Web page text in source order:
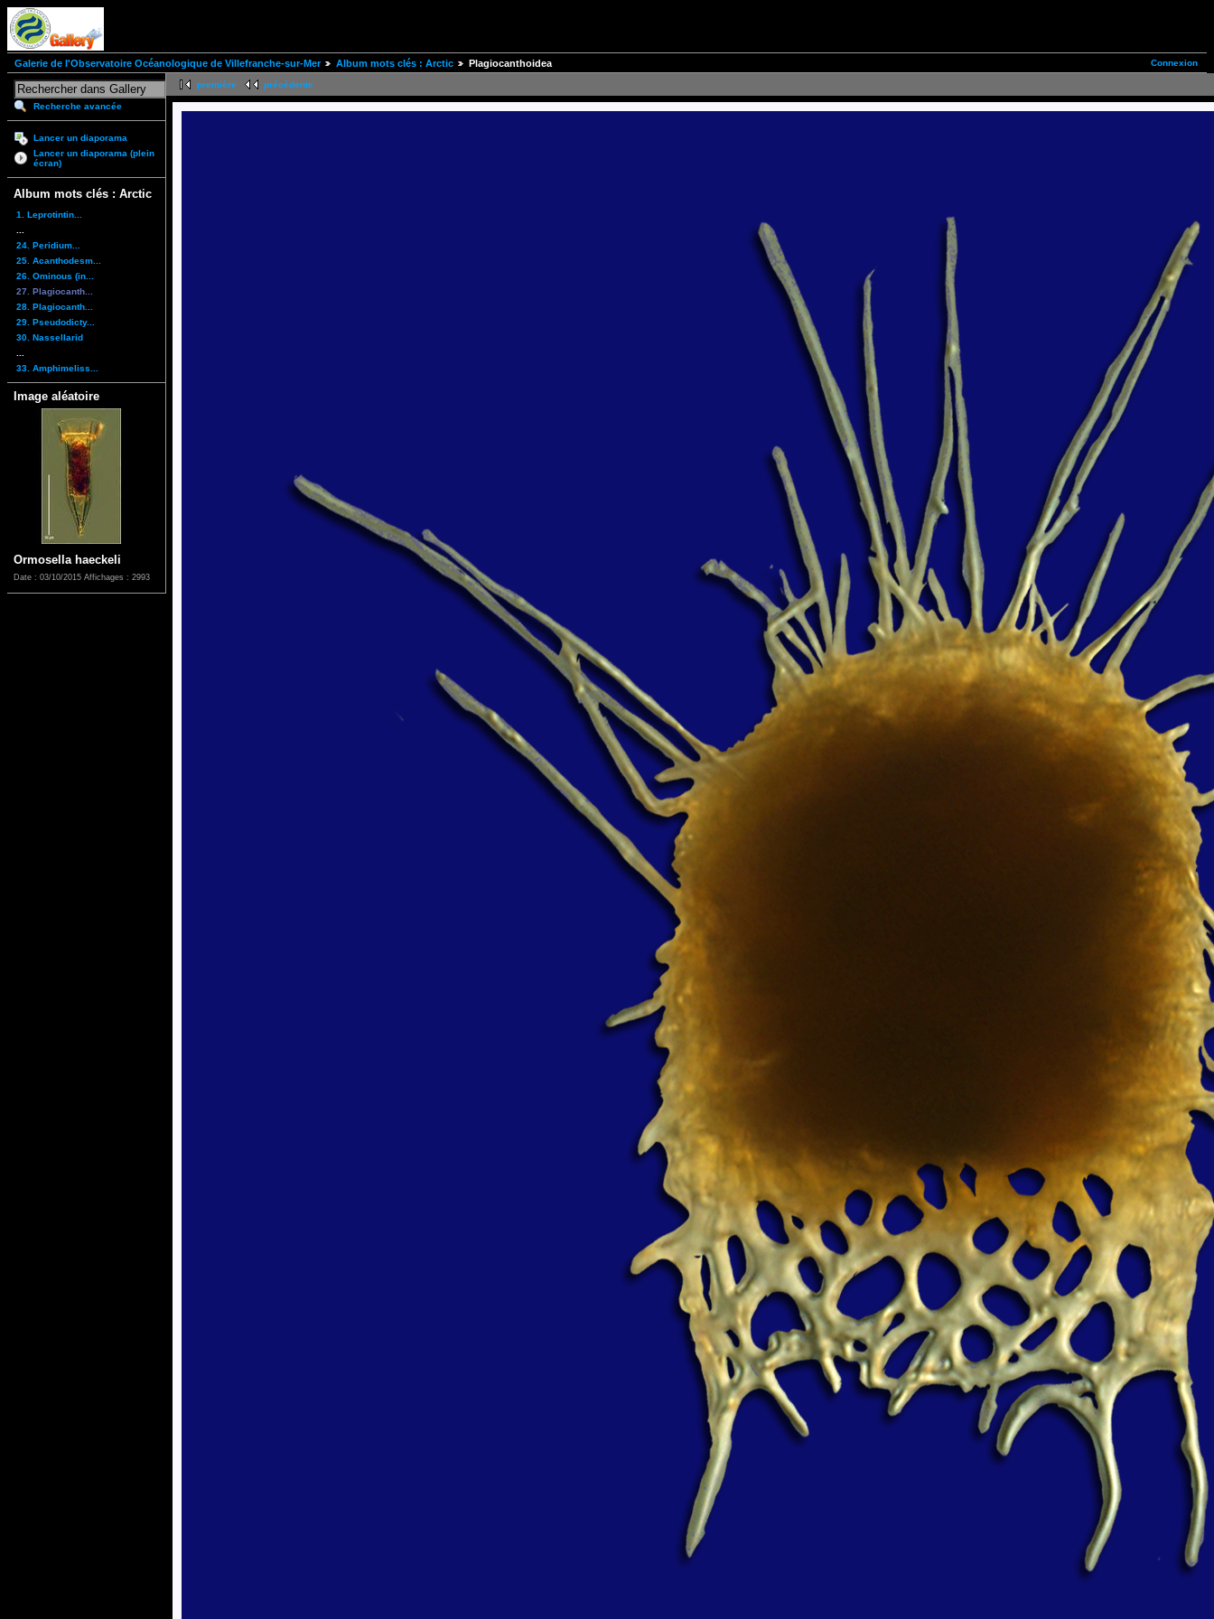
Connexion
Galerie de l'Observatoire Océanologique de Villefranche-sur-Mer Album mots clés : Arctic Plagiocanthoidea
Recherche avancée
Lancer un diaporama
Lancer un diaporama (plein
écran)
Album mots clés : Arctic
1. Leprotintin...
24. Peridium...
25. Acanthodesm...
26. Ominous (in...
27. Plagiocanth...
28. Plagiocanth...
29. Pseudodicty...
30. Nassellarid
33. Amphimeliss...
Image aléatoire
Ormosella haeckeli
Date : 03/10/2015 Affichages : 2993
première précédente